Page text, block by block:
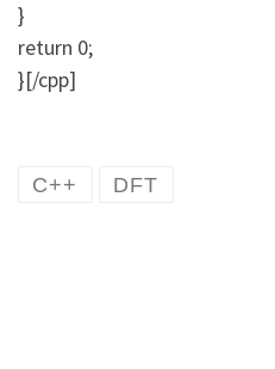
}
return 0;
}[/cpp]
C++ DFT